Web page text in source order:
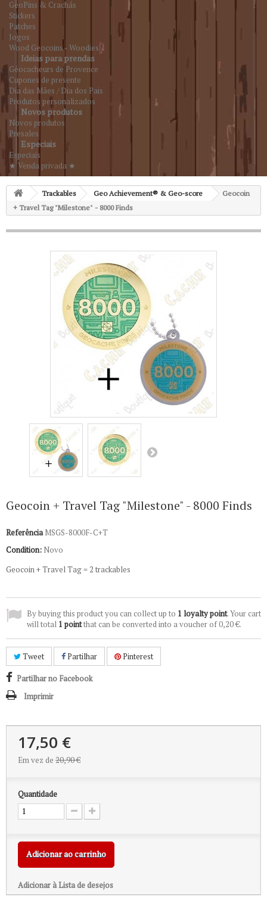
GeoPins & Crachás
Stickers
Patches
Jogos
Wood Geocoins - Woodies
Ideias para prendas
Géocacheurs de Provence
Cupones de presente
Dia das Mães / Dia dos Pais
Produtos personalizados
Novos produtos
Novos produtos
Presales
Especiais
Especiais
★ Venda privada ★
Trackables Geo Achievement® & Geo-score
Geocoin
+ Travel Tag "Milestone" - 8000 Finds
Geocoin + Travel Tag "Milestone" - 8000 Finds
Referência MSGS-8000F-C+T
Condition: Novo
Geocoin + Travel Tag = 2 trackables
By buying this product you can collect up to 1 loyalty point. Your cart
will total 1 pointthat can be converted into a voucher of0,20 €.
Tweet Partilhar Pinterest
Partilhar no Facebook
Imprimir
17,50 €
Em vez de 20,90 €
Quantidade
Adicionar ao carrinho
Adicionar à Lista de desejos